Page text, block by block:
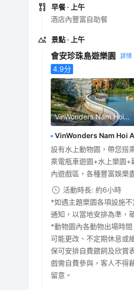
早餐 · 上午
酒店內豐富自助餐
景點 · 上午
會安珍珠島遊樂園
4.9分
VinWonders Nam Hoi An主題樂園
VinWonders Nam Hoi
設有水上動物園，帶您搭
乘電瓶車遊園+水上樂園
內遊戲區，各種豐富娛樂
活動時長: 約6小時
*如遇主題樂園各項設施
通知，以當地安排為準，
*動物園內各動物出場時
可能更改、不定期休息或
保可安排自費餵飼及欣賞
戲需自費參與，客人不得
留意。